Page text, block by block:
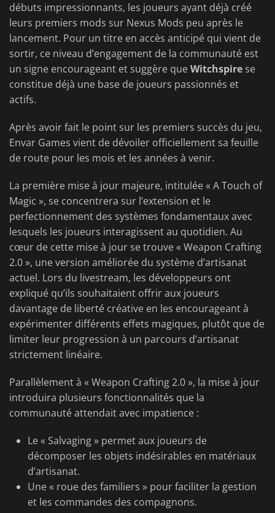
débuts impressionnants, les joueurs ayant déjà créé
leurs premiers mods sur Nexus Mods peu après le
lancement. Pour un titre en accès anticipé qui vient de
sortir, ce niveau d’engagement de la communauté est
un signe encourageant et suggère queWitchspire se
constitue déjà une base de joueurs passionnés et
actifs.
Après avoir fait le point sur les premiers succès du jeu,
Envar Games vient de dévoiler officiellement sa feuille
de route pour les mois et les années à venir.
La première mise à jour majeure, intitulée « A Touch of
Magic », se concentrera sur l’extension et le
perfectionnement des systèmes fondamentaux avec
lesquels les joueurs interagissent au quotidien. Au
cœur de cette mise à jour se trouve « Weapon Crafting
2.0 », une version améliorée du système d’artisanat
actuel. Lors du livestream, les développeurs ont
expliqué qu’ils souhaitaient offrir aux joueurs
davantage de liberté créative en les encourageant à
expérimenter différents effets magiques, plutôt que de
limiter leur progression à un parcours d’artisanat
strictement linéaire.
Parallèlement à « Weapon Crafting 2.0 », la mise à jour
introduira plusieurs fonctionnalités que la
communauté attendait avec impatience :
Le « Salvaging » permet aux joueurs de
décomposer les objets indésirables en matériaux
d’artisanat.
Une « roue des familiers » pour faciliter la gestion
et les commandes des compagnons.